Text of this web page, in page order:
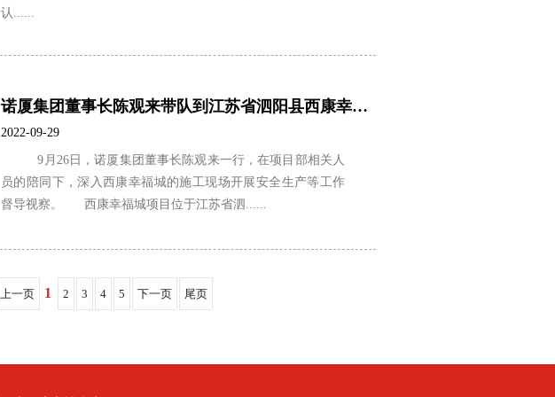
认......
诺厦集团董事长陈观来带队到江苏省泗阳县西康幸福城项目督导视察
2022-09-29
9月26日，诺厦集团董事长陈观来一行，在项目部相关人
员的陪同下，深入西康幸福城的施工现场开展安全生产等工作
督导视察。 西康幸福城项目位于江苏省泗......
上一页 1 2 3 4 5 下一页 尾页